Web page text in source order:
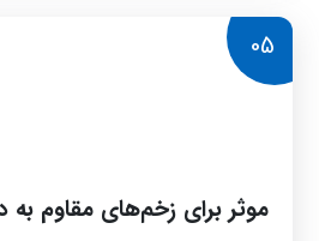
05
موثر برای زخم‌های مقاوم به